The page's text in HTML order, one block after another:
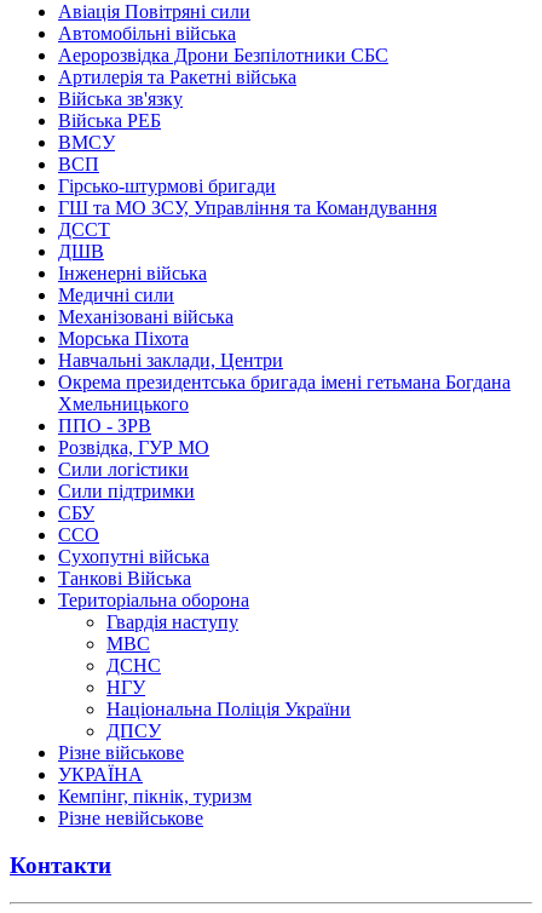
Авіація Повітряні сили
Автомобільні війська
Аеророзвідка Дрони Безпілотники СБС
Артилерія та Ракетні війська
Війська зв'язку
Війська РЕБ
ВМСУ
ВСП
Гірсько-штурмові бригади
ГШ та МО ЗСУ, Управління та Командування
ДССТ
ДШВ
Інженерні війська
Медичні сили
Механізовані війська
Морська Піхота
Навчальні заклади, Центри
Окрема президентська бригада імені гетьмана Богдана
Хмельницького
ППО - ЗРВ
Розвідка, ГУР МО
Сили логістики
Сили підтримки
СБУ
ССО
Сухопутні війська
Танкові Війська
Територіальна оборона
Гвардія наступу
МВС
ДСНС
НГУ
Національна Поліція України
ДПСУ
Різне військове
УКРАЇНА
Кемпінг, пікнік, туризм
Різне невійськове
Контакти